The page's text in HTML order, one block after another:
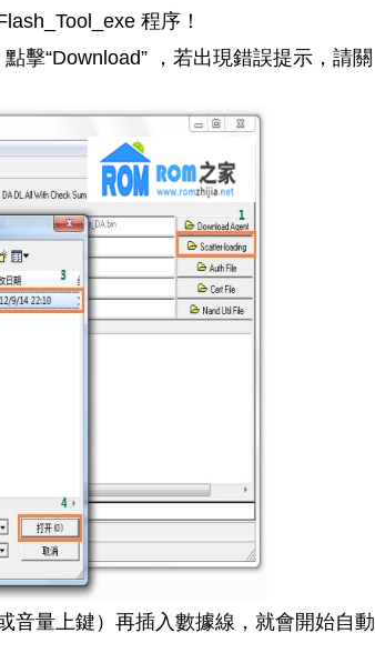
程序！
“Download” ，若出現錯誤提示，請關
量上鍵）再插入數據線，就會開始自動